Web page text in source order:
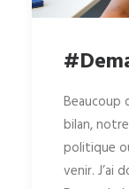
Beaucoup
bilan,
politique
venir. J’ai